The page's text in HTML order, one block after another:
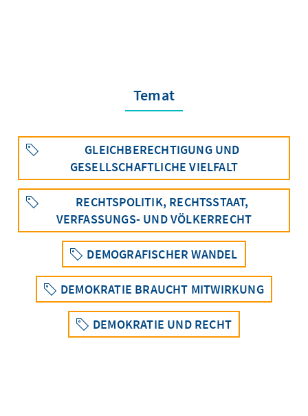
Temat
GLEICHBERECHTIGUNG UND
GESELLSCHAFTLICHE VIELFALT
RECHTSPOLITIK, RECHTSSTAAT,
VERFASSUNGS- UND VÖLKERRECHT
DEMOGRAFISCHER WANDEL
DEMOKRATIE BRAUCHT MITWIRKUNG
DEMOKRATIE UND RECHT